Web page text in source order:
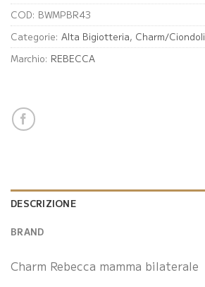
COD: BWMPBR43
Categorie: Alta Bigiotteria, Charm/Ciondoli
Marchio: REBECCA
DESCRIZIONE
BRAND
Charm Rebecca mamma bilaterale